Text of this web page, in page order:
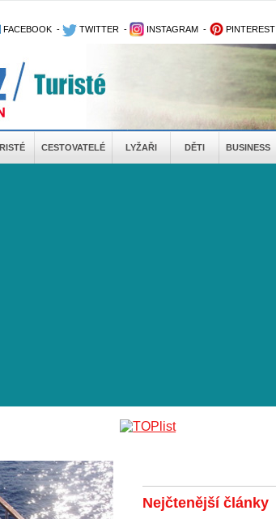
FACEBOOK - TWITTER - INSTAGRAM - PINTEREST
CESTOVATELÉ LYŽAŘI DĚTI BUSINESS
Nejčtenější články